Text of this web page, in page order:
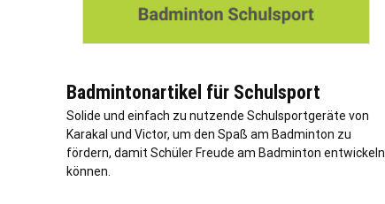
Badmintonartikel für Schulsport
Solide und einfach zu nutzende Schulsportgeräte von
Karakal und Victor, um den Spaß am Badminton zu
fördern, damit Schüler Freude am Badminton entwickeln
können.